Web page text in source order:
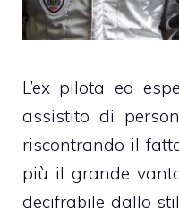
L’ex pilota ed
assistito di
riscontrando il
più il grande
decifrabile dallo